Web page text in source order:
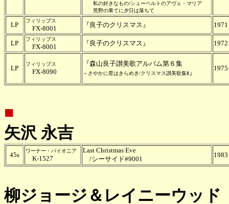
私の好きなもの/シューベルトのアヴェ・マリア
荒野の果てに夕日は落ちて
LP
フィリップス
FX-8001 『良子のクリスマス』 1971
LP
フィリップス
FX-8001 『良子のクリスマス』 1972
LP
フィリップス
FX-8090
『森山良子讃美歌アルバム第６集
～さやかに星はきらめき/クリスマス讃美歌集Ⅱ』
1975
■
矢沢 永吉
45s
ワーナー・パイオニア
K-1527
Last Christmas Eve
/シーサイド#9001
1983
柳ジョージ＆レイニーウッド